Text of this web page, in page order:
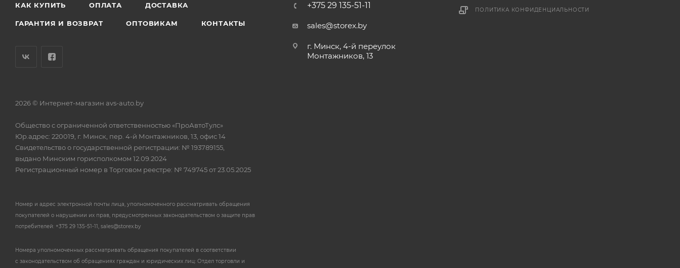
КАК КУПИТЬ ОПЛАТА ДОСТАВКА
ГАРАНТИЯ И ВОЗВРАТ ОПТОВИКАМ КОНТАКТЫ
+375 29 135-51-11
sales@storex.by
г. Минск, 4-й переулок
Монтажников, 13
ПОЛИТИКА КОНФИДЕНЦИАЛЬНОСТИ
2026 © Интернет-магазин avs-auto.by
Общество с ограниченной ответственностью «ПроАвтоТулс»
Юр.адрес: 220019, г. Минск, пер. 4-й Монтажников, 13, офис 14
Свидетельство о государственной регистрации: № 193789155,
выдано Минским горисполкомом 12.09.2024
Регистрационный номер в Торговом реестре: № 749745 от 23.05.2025
Номер и адрес электронной почты лица, уполномоченного рассматривать обращения
покупателей о нарушении их прав, предусмотренных законодательством о защите прав
потребителей: +375 29 135-51-11, sales@storex.by
Номера уполномоченных рассматривать обращения покупателей в соответствии
с законодательством об обращениях граждан и юридических лиц: Отдел торговли и